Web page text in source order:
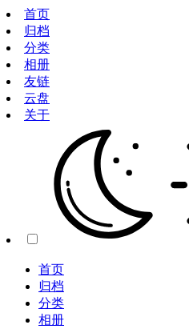
首页
归档
分类
相册
友链
云盘
关于
首页
归档
分类
相册